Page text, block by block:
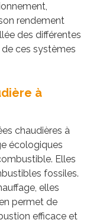
rendement
des différentes
de ces systèmes
à
chaudières à
écologiques
Elles
fossiles.
elles
permet de
efficace et